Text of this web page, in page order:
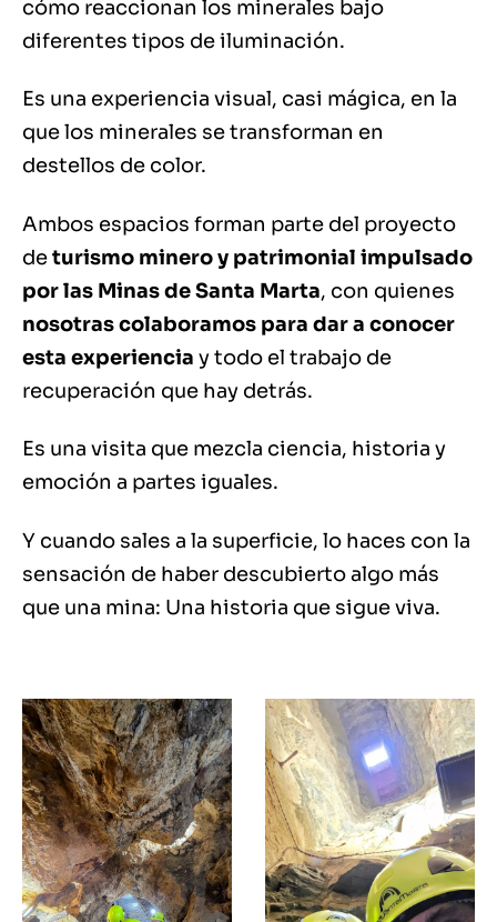
cómo reaccionan los minerales bajo
diferentes tipos de iluminación.
Es una experiencia visual, casi mágica, en la
que los minerales se transforman en
destellos de color.
Ambos espacios forman parte del proyecto
deturismo minero y patrimonial impulsado
por las Minas de Santa Marta, con quienes
nosotras colaboramos para dar a conocer
esta experiencia y todo el trabajo de
recuperación que hay detrás.
Es una visita que mezcla ciencia, historia y
emoción a partes iguales.
Y cuando sales a la superficie, lo haces con la
sensación de haber descubierto algo más
que una mina: Una historia que sigue viva.